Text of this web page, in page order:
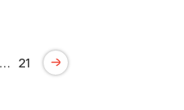
… 21